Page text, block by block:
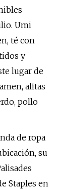
Umi
té con
y
lugar de
alitas
pollo
de ropa
su
Staples en